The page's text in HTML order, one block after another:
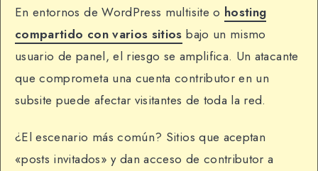
En entornos de WordPress multisite o hosting
compartido con varios sitios bajo un mismo
usuario de panel, el riesgo se amplifica. Un atacante
que comprometa una cuenta contributor en un
subsite puede afectar visitantes de toda la red.
¿El escenario más común? Sitios que aceptan
«posts invitados» y dan acceso de contributor a